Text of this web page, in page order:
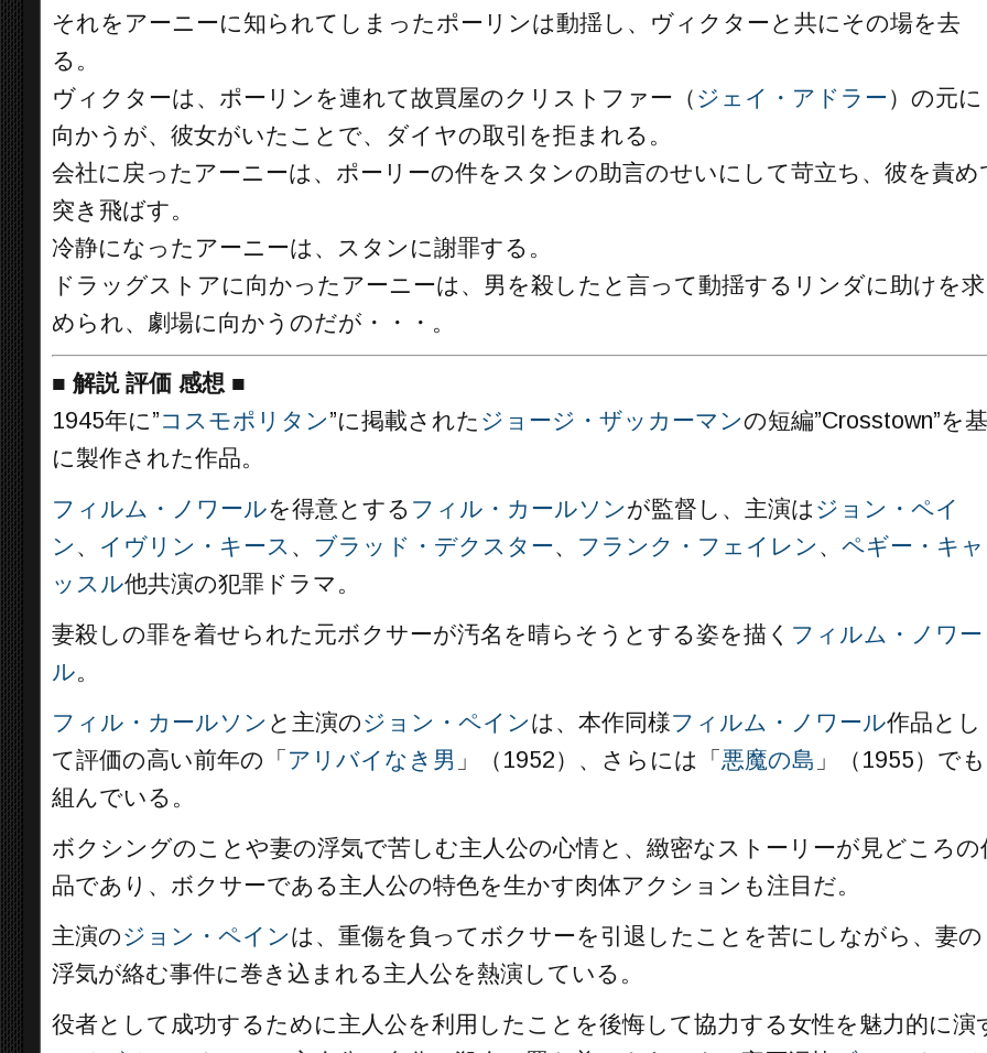
それをアーニーに知られてしまったポーリンは動揺し、ヴィクターと共にその場を去
る。
ヴィクターは、ポーリンを連れて故買屋のクリストファー（ ジェイ・アドラー）の元に
向かうが、彼女がいたことで、ダイヤの取引を拒まれる。
会社に戻ったアーニーは、ポーリーの件をスタンの助言のせいにして苛立ち、彼を責め
突き飛ばす。
冷静になったアーニーは、スタンに謝罪する。
ドラッグストアに向かったアーニーは、男を殺したと言って動揺するリンダに助けを求
められ、劇場に向かうのだが・・・。
■ 解説 評価 感想 ■
1945年に”コスモポリタン”に掲載された ジョージ・ザッカーマンの短編”Crosstown”を基
に製作された作品。
フィルム・ノワールを得意とする フィル・カールソンが監督し、主演はジョン・ペイ
ン 、 イヴリン・キース 、 ブラッド・デクスター、 フランク・フェイレン 、 ペギー・キャ
ッスル他共演の犯罪ドラマ。
妻殺しの罪を着せられた元ボクサーが汚名を晴らそうとする姿を描く フィルム・ノワー
ル。
フィル・カールソン と主演のジョン・ペインは、本作同様フィルム・ノワール作品とし
て評価の高い前年の「 アリバイなき男 」（1952）、さらには「 悪魔の島 」（1955）でも
組んでいる。
ボクシングのことや妻の浮気で苦しむ主人公の心情と、緻密なストーリーが見どころの
品であり、ボクサーである主人公の特色を生かす肉体アクションも注目だ。
主演のジョン・ペインは、重傷を負ってボクサーを引退したことを苦にしながら、妻の
浮気が絡む事件に巻き込まれる主人公を熱演している。
役者として成功するために主人公を利用したことを後悔して協力する女性を魅力的に演